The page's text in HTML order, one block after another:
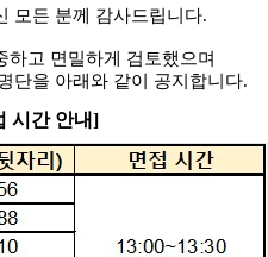
모든 분께 감사드립니다.
고 면밀하게 검토했으며
단을 아래와 같이 공지합니다.
시간 안내]